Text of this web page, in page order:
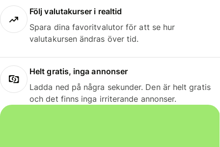
Följ valutakurser i realtid
Spara dina favoritvalutor för att se hur
valutakursen ändras över tid.
Helt gratis, inga annonser
Ladda ned på några sekunder. Den är helt gratis
och det finns inga irriterande annonser.